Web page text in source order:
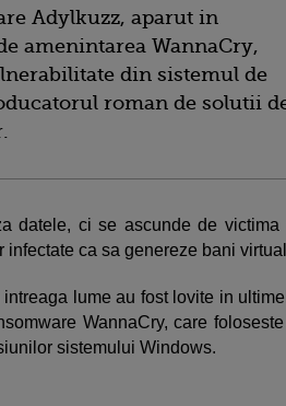
Adylkuzz, aparut in
amenintarea WannaCry,
din sistemul de
roman de solutii
datele, ci se ascunde de victima
ca sa genereze bani
lume au fost lovite in
WannaCry, care
sistemului Windows.